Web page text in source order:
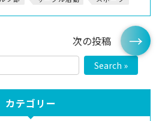
次の投稿
Search »
カテゴリー